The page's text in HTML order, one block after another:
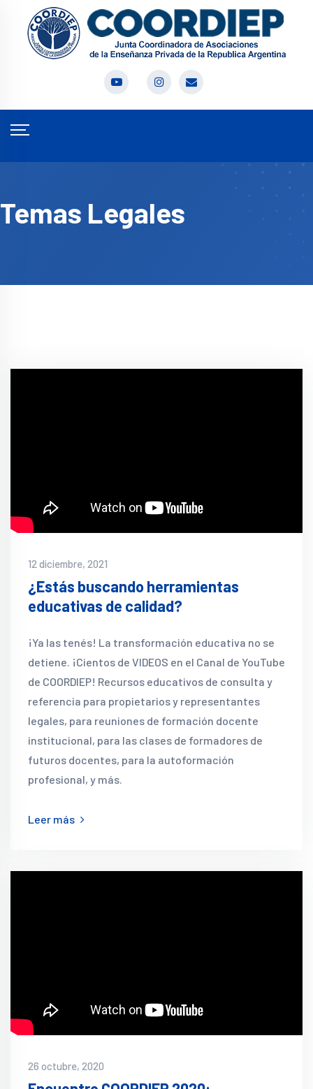
Temas Legales
12 diciembre, 2021
¿Estás buscando herramientas
educativas de calidad?
¡Ya las tenés! La transformación educativa no se
detiene. ¡Cientos de VIDEOS en el Canal de YouTube
de COORDIEP! Recursos educativos de consulta y
referencia para propietarios y representantes
legales, para reuniones de formación docente
institucional, para las clases de formadores de
futuros docentes, para la autoformación
profesional, y más.
Leer más
26 octubre, 2020